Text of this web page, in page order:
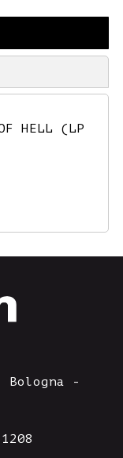
HELL (LP
Bologna -